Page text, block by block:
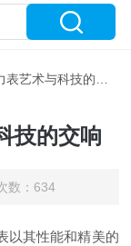
艺术与科技的交响
技的交响
数：634
其性能和精美的